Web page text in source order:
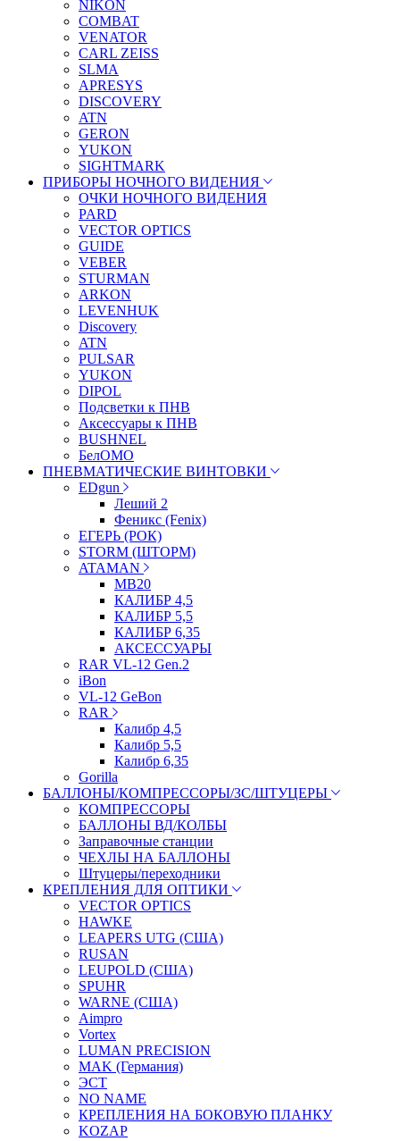
NIKON
COMBAT
VENATOR
CARL ZEISS
SLMA
APRESYS
DISCOVERY
ATN
GERON
YUKON
SIGHTMARK
ПРИБОРЫ НОЧНОГО ВИДЕНИЯ
ОЧКИ НОЧНОГО ВИДЕНИЯ
PARD
VECTOR OPTICS
GUIDE
VEBER
STURMAN
ARKON
LEVENHUK
Discovery
ATN
PULSAR
YUKON
DIPOL
Подсветки к ПНВ
Аксессуары к ПНВ
BUSHNEL
БелОМО
ПНЕВМАТИЧЕСКИЕ ВИНТОВКИ
EDgun
Леший 2
Феникс (Fenix)
ЕГЕРЬ (РОК)
STORM (ШТОРМ)
ATAMAN
МВ20
КАЛИБР 4,5
КАЛИБР 5,5
КАЛИБР 6,35
АКСЕССУАРЫ
RAR VL-12 Gen.2
iBon
VL-12 GeBon
RAR
Калибр 4,5
Калибр 5,5
Калибр 6,35
Gorilla
БАЛЛОНЫ/КОМПРЕССОРЫ/ЗС/ШТУЦЕРЫ
КОМПРЕССОРЫ
БАЛЛОНЫ ВД/КОЛБЫ
Заправочные станции
ЧЕХЛЫ НА БАЛЛОНЫ
Штуцеры/переходники
КРЕПЛЕНИЯ ДЛЯ ОПТИКИ
VECTOR OPTICS
HAWKE
LEAPERS UTG (США)
RUSAN
LEUPOLD (США)
SPUHR
WARNE (США)
Aimpro
Vortex
LUMAN PRECISION
MAK (Германия)
ЭСТ
NO NAME
КРЕПЛЕНИЯ НА БОКОВУЮ ПЛАНКУ
KOZAP